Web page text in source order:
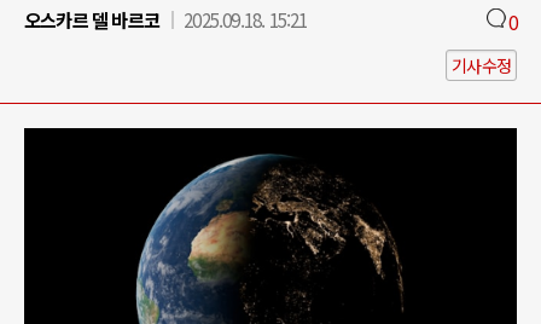
오스카르 델 바르코
2025.09.18. 15:21 0
기사수정